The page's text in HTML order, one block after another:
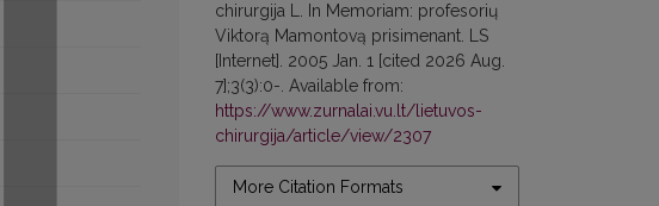
chirurgija L. In Memoriam: profesorių
Viktorą Mamontovą prisimenant. LS
[Internet]. 2005 Jan. 1 [cited 2026 Aug.
7];3(3):0-. Available from:
https://www.zurnalai.vu.lt/lietuvos-
chirurgija/article/view/2307
More Citation Formats